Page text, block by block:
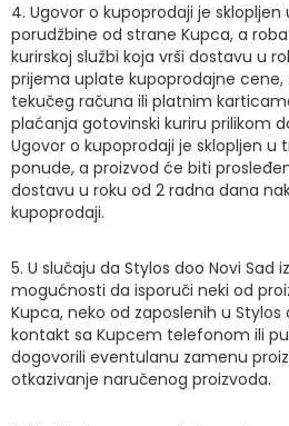
4. Ugovor o kupoprodaji je
porudžbine od strane Kupca, a
kurirskoj službi koja vrši dostavu u
prijema uplate kupoprodajne cene,
tekučeg računa ili platnim
plaćanja gotovinski kuriru prilikom
Ugovor o kupoprodaji je sklopljen u
ponude, a proizvod će biti
dostavu u roku od 2 radna dana
kupoprodaji.
5. U slučaju da Stylos doo Novi Sad
mogućnosti da isporuči neki od
Kupca, neko od zaposlenih u
kontakt sa Kupcem telefonom ili
dogovorili eventulanu zamenu
otkazivanje naručenog proizvoda.